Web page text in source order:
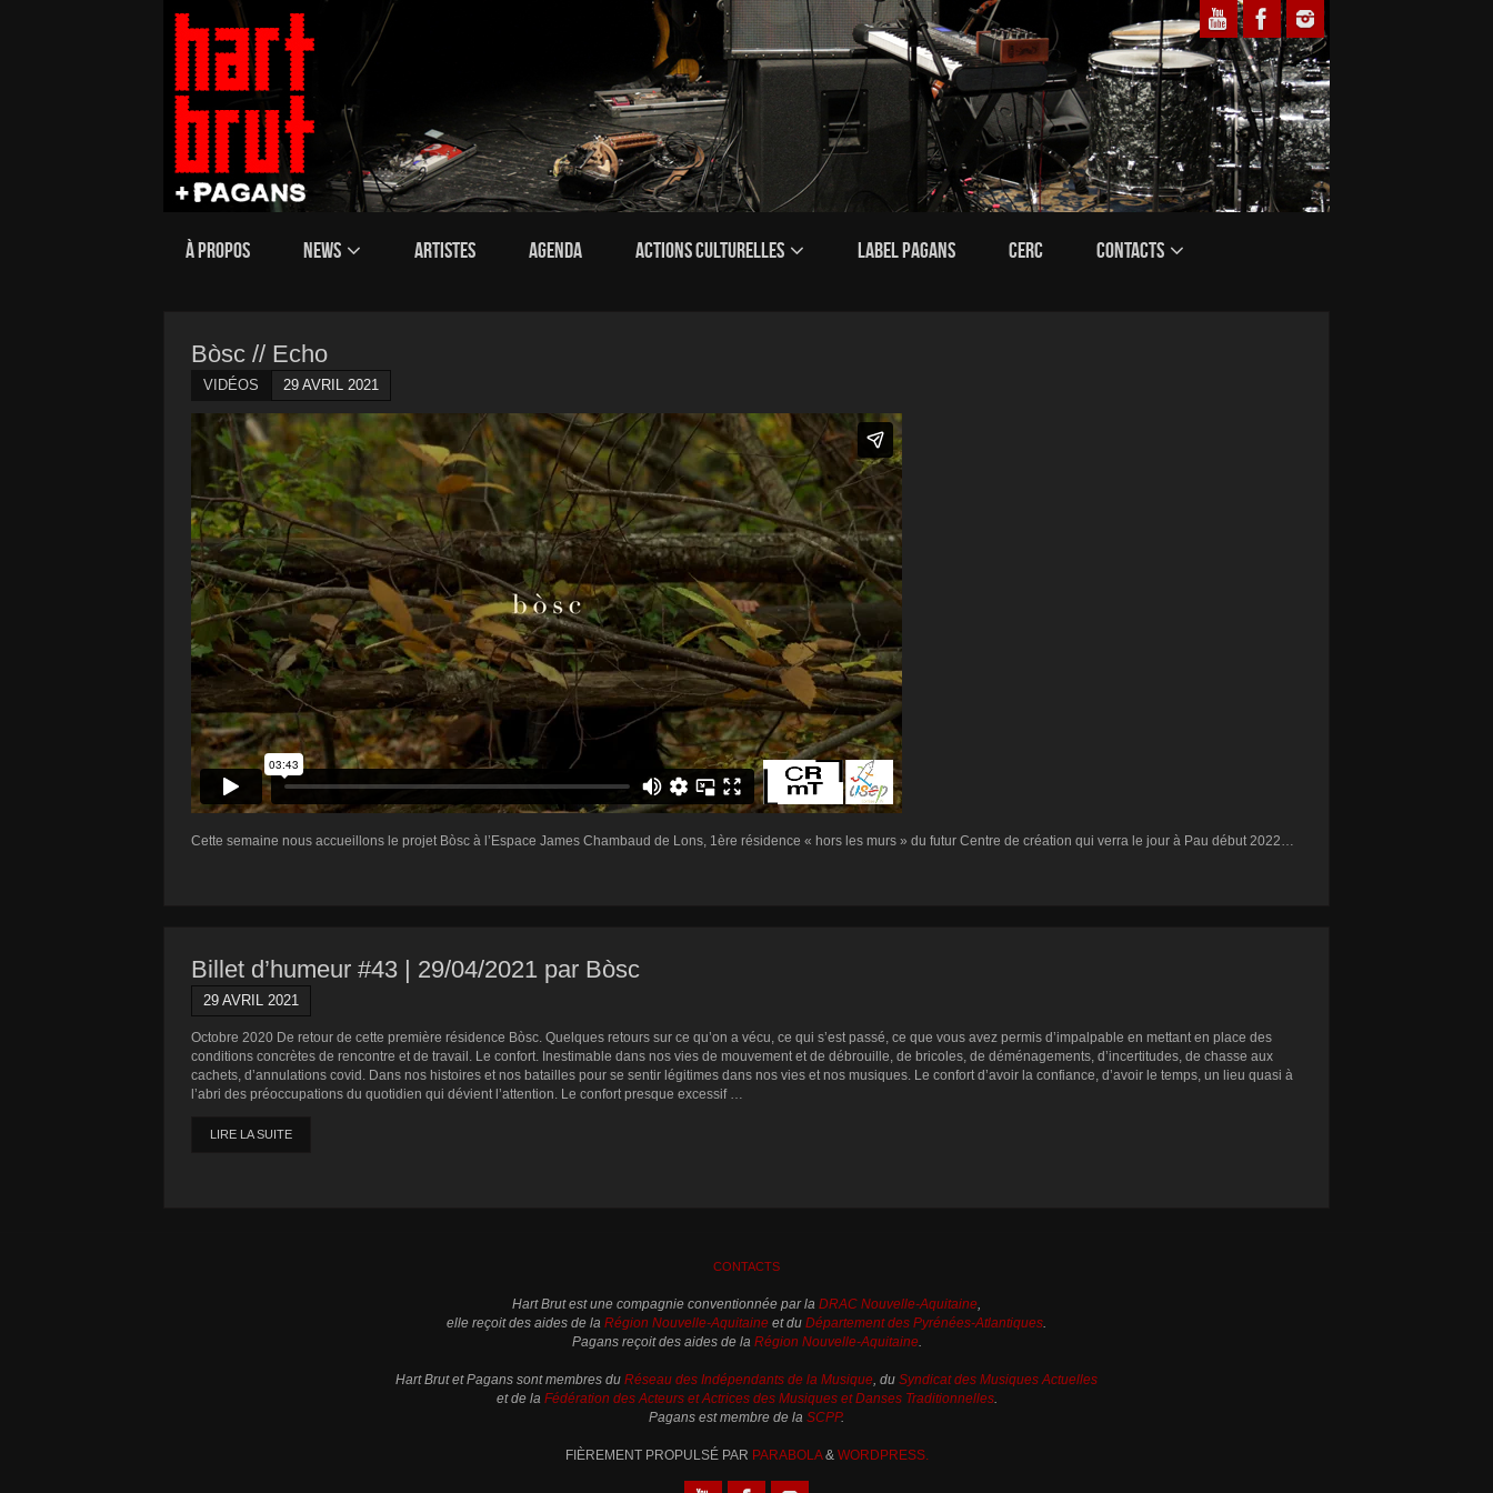
À PROPOS NEWS ARTISTES AGENDA ACTIONS CULTURELLES LABEL PAGANS CERC CONTACTS
Bòsc // Echo
VIDÉOS 29 AVRIL 2021
Cette semaine nous accueillons le projet Bòsc à l’Espace James Chambaud de Lons, 1ère résidence « hors les murs » du futur Centre de création qui verra le jour à Pau début 2022…
Billet d’humeur #43 | 29/04/2021 par Bòsc
29 AVRIL 2021
Octobre 2020 De retour de cette première résidence Bòsc. Quelques retours sur ce qu’on a vécu, ce qui s’est passé, ce que vous avez permis d’impalpable en mettant en place des
conditions concrètes de rencontre et de travail. Le confort. Inestimable dans nos vies de mouvement et de débrouille, de bricoles, de déménagements, d’incertitudes, de chasse aux
cachets, d’annulations covid. Dans nos histoires et nos batailles pour se sentir légitimes dans nos vies et nos musiques. Le confort d’avoir la confiance, d’avoir le temps, un lieu quasi à
l’abri des préoccupations du quotidien qui dévient l’attention. Le confort presque excessif …
LIRE LA SUITE
CONTACTS
Hart Brut est une compagnie conventionnée par la DRAC Nouvelle-Aquitaine
elle reçoit des aides de la Région Nouvelle-Aquitaine et du Département des Pyrénées-Atlantiques
Pagans reçoit des aides de la Région Nouvelle-Aquitaine.
Hart Brut et Pagans sont membres du Réseau des Indépendants de la Musique , du Syndicat des Musiques Actuelles
et de la Fédération des Acteurs et Actrices des Musiques et Danses Traditionnelles.
Pagans est membre de la SCPP.
FIÈREMENT PROPULSÉ PAR PARABOLA& WORDPRESS.